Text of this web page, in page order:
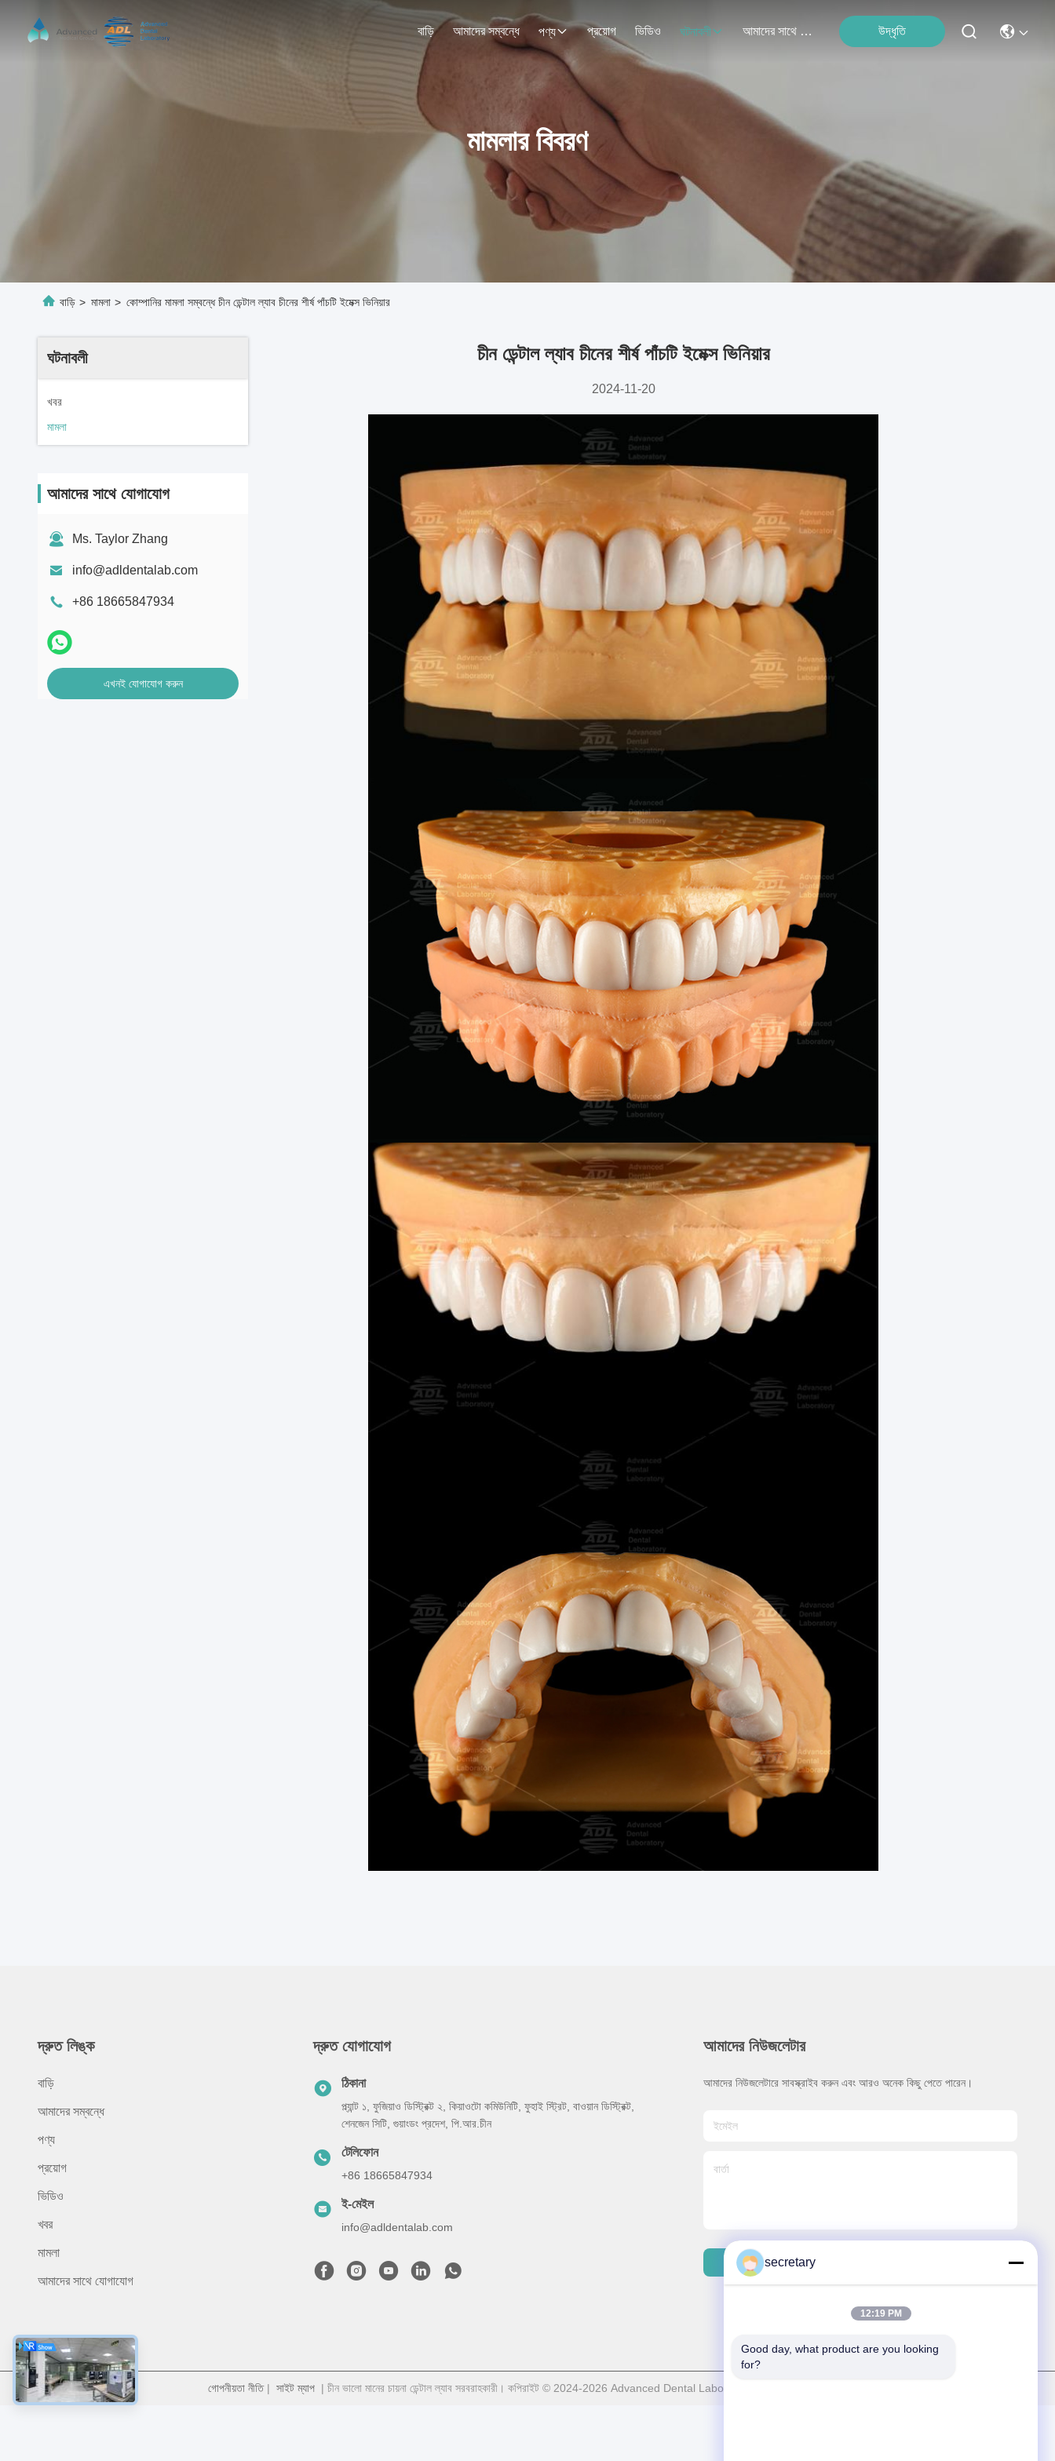
বাড়ি আমাদের সম্বন্ধে পণ্য প্রয়োগ ভিডিও ঘটনাবলী আমাদের সাথে যোগাযোগ উদ্ধৃতি
মামলার বিবরণ
বাড়ি > মামলা > কোম্পানির মামলা সম্বন্ধে চীন ডেন্টাল ল্যাব চীনের শীর্ষ পাঁচটি ইমেক্স ভিনিয়ার
ঘটনাবলী
খবর
মামলা
আমাদের সাথে যোগাযোগ
Ms. Taylor Zhang
info@adldentalab.com
+86 18665847934
এখনই যোগাযোগ করুন
চীন ডেন্টাল ল্যাব চীনের শীর্ষ পাঁচটি ইমেক্স ভিনিয়ার
2024-11-20
দ্রুত লিঙ্ক
বাড়ি
আমাদের সম্বন্ধে
পণ্য
প্রয়োগ
ভিডিও
খবর
মামলা
আমাদের সাথে যোগাযোগ
দ্রুত যোগাযোগ
ঠিকানা
প্ল্যান্ট ১, ফুজিয়াও ডিস্ট্রিক্ট ২, কিয়াওটো কমিউনিটি, ফুহাই স্ট্রিট, বাওয়ান ডিস্ট্রিক্ট,
শেনজেন সিটি, গুয়াংডং প্রদেশ, পি.আর.চীন
টেলিফোন
+86 18665847934
ই-মেইল
info@adldentalab.com
আমাদের নিউজলেটার
আমাদের নিউজলেটারে সাবস্ক্রাইব করুন এবং আরও অনেক কিছু পেতে পারেন।
ইমেইল পাঠান
গোপনীয়তা নীতি| সাইট ম্যাপ| চীন ভালো মানের চায়না ডেন্টাল ল্যাব সরবরাহকারী। কপিরাইট © 2024-2026 Advanced Dental Laboratory সমস্ত অধিকার সংরক্ষিত।
secretary
12:19 PM
Good day, what product are you looking
for?